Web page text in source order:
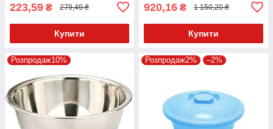
223,59 ₴ 279,49 ₴
Купити
920,16 ₴ 1 150,20 ₴
Купити
Розпродаж10% Розпродаж2% –2%